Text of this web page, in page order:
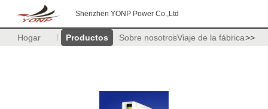
Shenzhen YONP Power Co.,Ltd
Hogar Productos Sobre nosotrosViaje de la fábrica>>